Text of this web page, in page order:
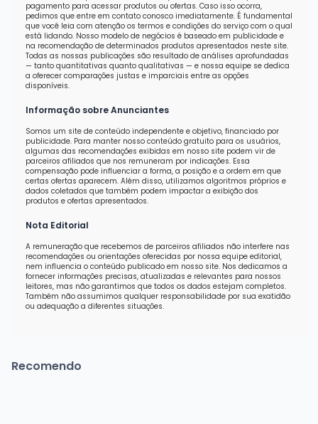
pagamento para acessar produtos ou ofertas. Caso isso ocorra,
pedimos que entre em contato conosco imediatamente. É fundamental
que você leia com atenção os termos e condições do serviço com o qual
está lidando. Nosso modelo de negócios é baseado em publicidade e
na recomendação de determinados produtos apresentados neste site.
Todas as nossas publicações são resultado de análises aprofundadas
— tanto quantitativas quanto qualitativas — e nossa equipe se dedica
a oferecer comparações justas e imparciais entre as opções
disponíveis.
Informação sobre Anunciantes
Somos um site de conteúdo independente e objetivo, financiado por
publicidade. Para manter nosso conteúdo gratuito para os usuários,
algumas das recomendações exibidas em nosso site podem vir de
parceiros afiliados que nos remuneram por indicações. Essa
compensação pode influenciar a forma, a posição e a ordem em que
certas ofertas aparecem. Além disso, utilizamos algoritmos próprios e
dados coletados que também podem impactar a exibição dos
produtos e ofertas apresentados.
Nota Editorial
A remuneração que recebemos de parceiros afiliados não interfere nas
recomendações ou orientações oferecidas por nossa equipe editorial,
nem influencia o conteúdo publicado em nosso site. Nos dedicamos a
fornecer informações precisas, atualizadas e relevantes para nossos
leitores, mas não garantimos que todos os dados estejam completos.
Também não assumimos qualquer responsabilidade por sua exatidão
ou adequação a diferentes situações.
Recomendo